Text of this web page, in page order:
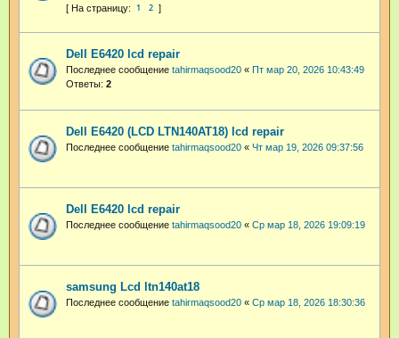
1 2
Dell E6420 lcd repair
Последнее сообщение tahirmaqsood20 « Пт мар 20, 2026 10:43:49
Ответы: 2
Dell E6420 (LCD LTN140AT18) lcd repair
Последнее сообщение tahirmaqsood20 « Чт мар 19, 2026 09:37:56
Dell E6420 lcd repair
Последнее сообщение tahirmaqsood20 « Ср мар 18, 2026 19:09:19
samsung Lcd ltn140at18
Последнее сообщение tahirmaqsood20 « Ср мар 18, 2026 18:30:36